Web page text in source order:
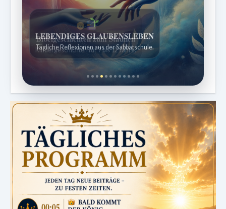
Bibelgeschichten zum Staunen
Kindergeschichten für 7 bis 12 Jahre.